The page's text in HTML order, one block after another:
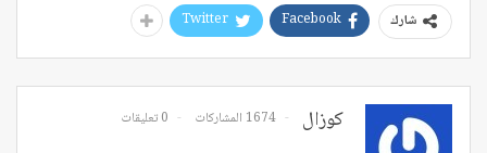
شارك Facebook
Twitter
كوزال 1674 المشاركات 0 تعليقات